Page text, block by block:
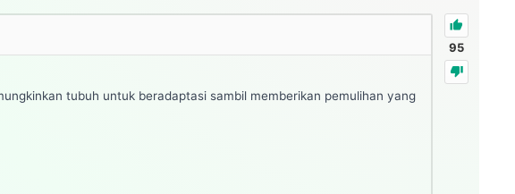
95
tubuh untuk beradaptasi sambil memberikan pemulihan yang